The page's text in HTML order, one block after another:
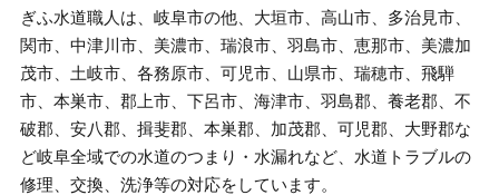
ぎふ水道職人は、岐阜市の他、大垣市、高山市、多治見市、
関市、中津川市、美濃市、瑞浪市、羽島市、恵那市、美濃加
茂市、土岐市、各務原市、可児市、山県市、瑞穂市、飛騨
市、本巣市、郡上市、下呂市、海津市、羽島郡、養老郡、不
破郡、安八郡、揖斐郡、本巣郡、加茂郡、可児郡、大野郡な
ど岐阜全域での水道のつまり・水漏れなど、水道トラブルの
修理、交換、洗浄等の対応をしています。